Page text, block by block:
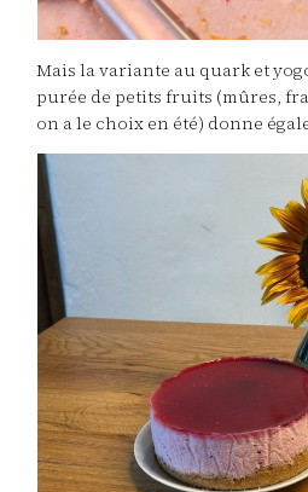
Mais la variante au quark et
purée de petits fruits (mûres,
on a le choix en été) donne